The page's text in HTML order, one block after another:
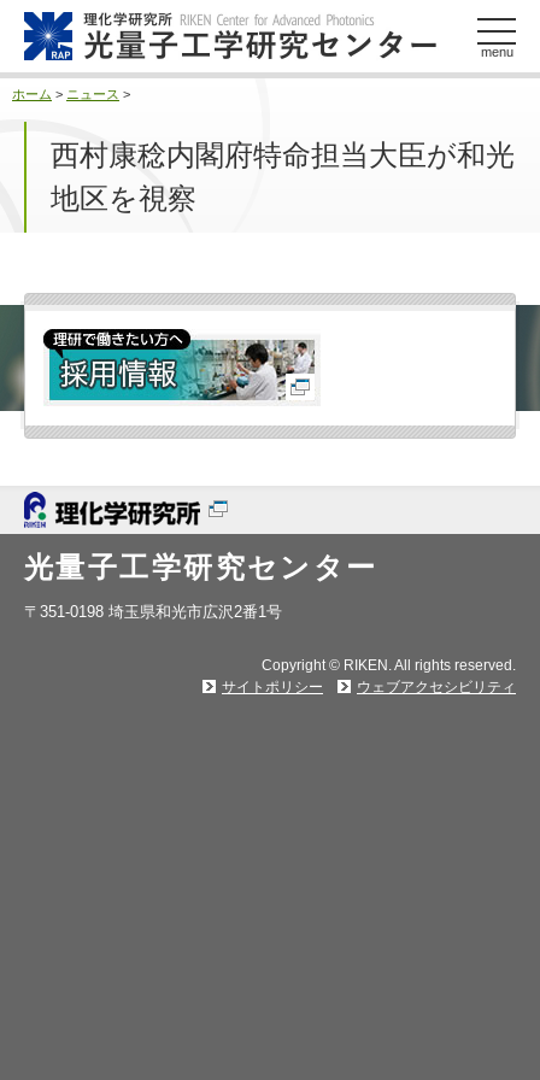
menu
ホーム > ニュース >
西村康稔内閣府特命担当大臣が和光
地区を視察
光量子工学研究センター
〒351-0198 埼玉県和光市広沢2番1号
Copyright © RIKEN. All rights reserved.
サイトポリシー
ウェブアクセシビリティ